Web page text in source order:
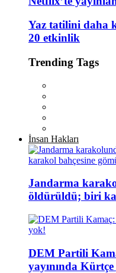
Yaz tatilini daha
20 etkinlik
Trending Tags
İnsan Hakları
Jandarma
öldürüldü; biri
DEM Partili
yayınında